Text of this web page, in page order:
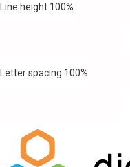
Line height 100%
Letter spacing 100%